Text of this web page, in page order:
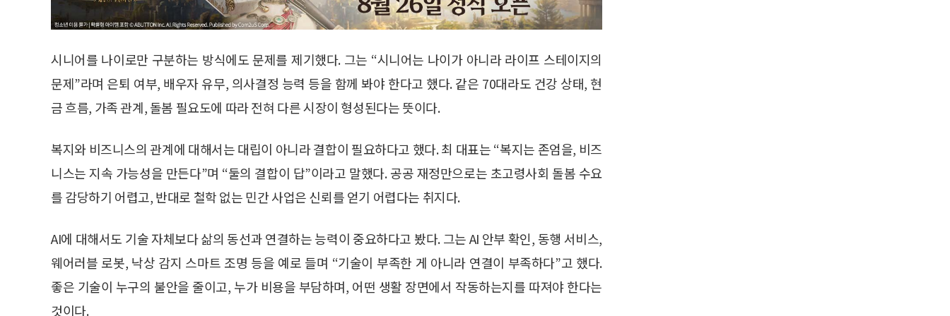
시니어를 나이로만 구분하는 방식에도 문제를 제기했다. 그는 “시니어는 나이가 아니라 라이프 스테이지의
문제”라며 은퇴 여부, 배우자 유무, 의사결정 능력 등을 함께 봐야 한다고 했다. 같은 70대라도 건강 상태, 현
금 흐름, 가족 관계, 돌봄 필요도에 따라 전혀 다른 시장이 형성된다는 뜻이다.
복지와 비즈니스의 관계에 대해서는 대립이 아니라 결합이 필요하다고 했다. 최 대표는 “복지는 존엄을, 비즈
니스는 지속 가능성을 만든다”며 “둘의 결합이 답”이라고 말했다. 공공 재정만으로는 초고령사회 돌봄 수요
를 감당하기 어렵고, 반대로 철학 없는 민간 사업은 신뢰를 얻기 어렵다는 취지다.
AI에 대해서도 기술 자체보다 삶의 동선과 연결하는 능력이 중요하다고 봤다. 그는 AI 안부 확인, 동행 서비스,
웨어러블 로봇, 낙상 감지 스마트 조명 등을 예로 들며 “기술이 부족한 게 아니라 연결이 부족하다”고 했다.
좋은 기술이 누구의 불안을 줄이고, 누가 비용을 부담하며, 어떤 생활 장면에서 작동하는지를 따져야 한다는
것이다.